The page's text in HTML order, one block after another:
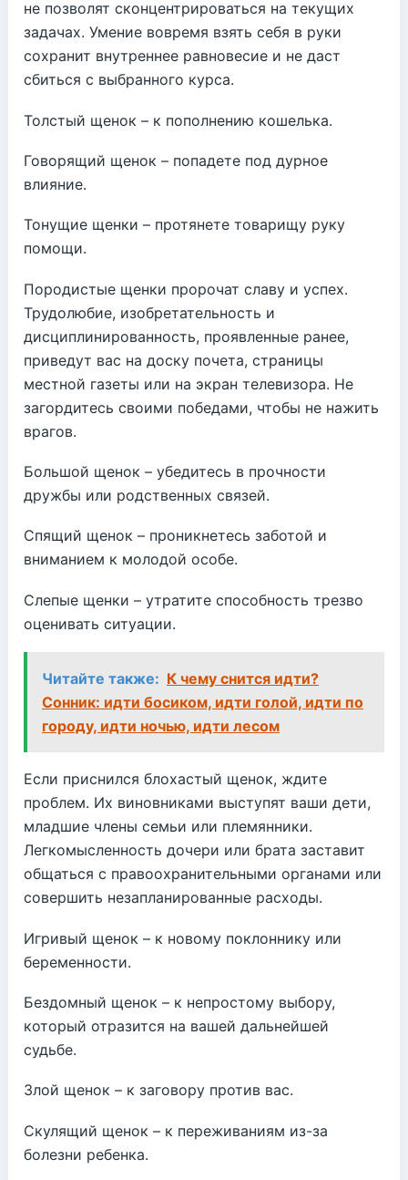
не позволят сконцентрироваться на текущих
задачах. Умение вовремя взять себя в руки
сохранит внутреннее равновесие и не даст
сбиться с выбранного курса.
Толстый щенок – к пополнению кошелька.
Говорящий щенок – попадете под дурное
влияние.
Тонущие щенки – протянете товарищу руку
помощи.
Породистые щенки пророчат славу и успех.
Трудолюбие, изобретательность и
дисциплинированность, проявленные ранее,
приведут вас на доску почета, страницы
местной газеты или на экран телевизора. Не
загордитесь своими победами, чтобы не нажить
врагов.
Большой щенок – убедитесь в прочности
дружбы или родственных связей.
Спящий щенок – проникнетесь заботой и
вниманием к молодой особе.
Слепые щенки – утратите способность трезво
оценивать ситуации.
Читайте также: К чему снится идти?
Сонник: идти босиком, идти голой, идти по
городу, идти ночью, идти лесом
Если приснился блохастый щенок, ждите
проблем. Их виновниками выступят ваши дети,
младшие члены семьи или племянники.
Легкомысленность дочери или брата заставит
общаться с правоохранительными органами или
совершить незапланированные расходы.
Игривый щенок – к новому поклоннику или
беременности.
Бездомный щенок – к непростому выбору,
который отразится на вашей дальнейшей
судьбе.
Злой щенок – к заговору против вас.
Скулящий щенок – к переживаниям из-за
болезни ребенка.